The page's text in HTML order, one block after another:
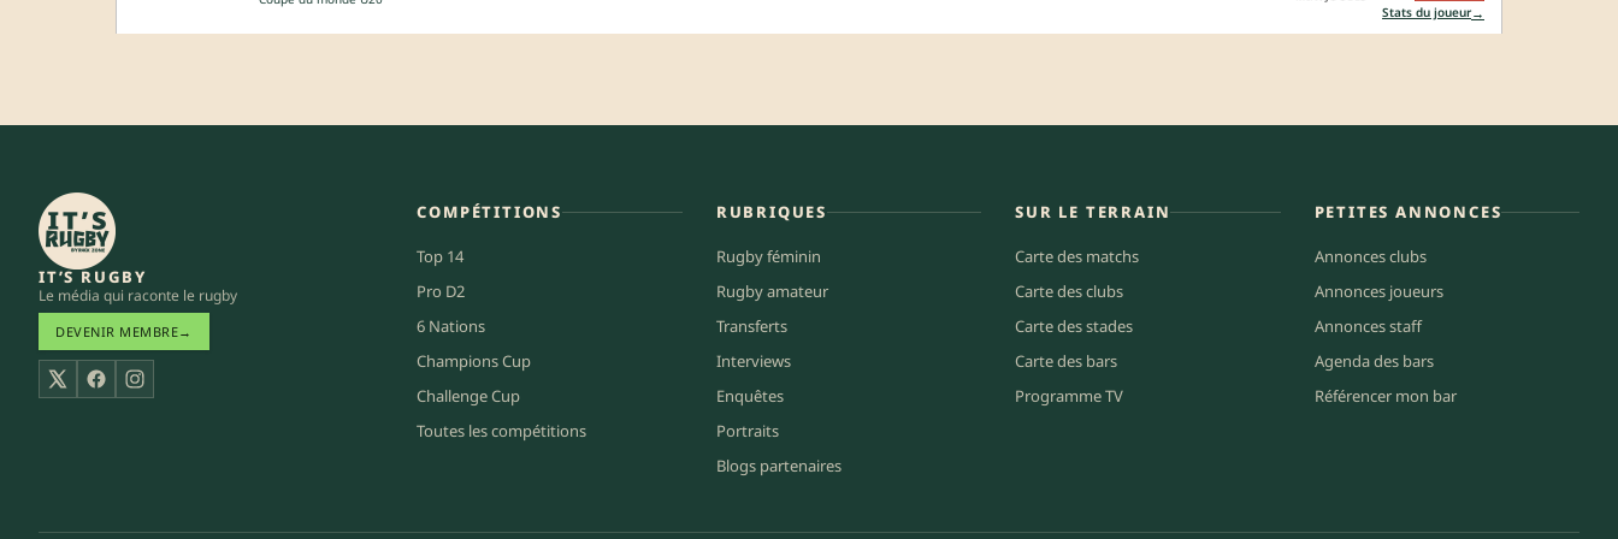
Stats du joueur→
IT’S RUGBY
Le média qui raconte le rugby
DEVENIR MEMBRE→
X FacebookInstagram
COMPÉTITIONS
Top 14
Pro D2
6 Nations
Champions Cup
Challenge Cup
Toutes les compétitions
RUBRIQUES
Rugby féminin
Rugby amateur
Transferts
Interviews
Enquêtes
Portraits
Blogs partenaires
SUR LE TERRAIN
Carte des matchs
Carte des clubs
Carte des stades
Carte des bars
Programme TV
PETITES ANNONCES
Annonces clubs
Annonces joueurs
Annonces staff
Agenda des bars
Référencer mon bar